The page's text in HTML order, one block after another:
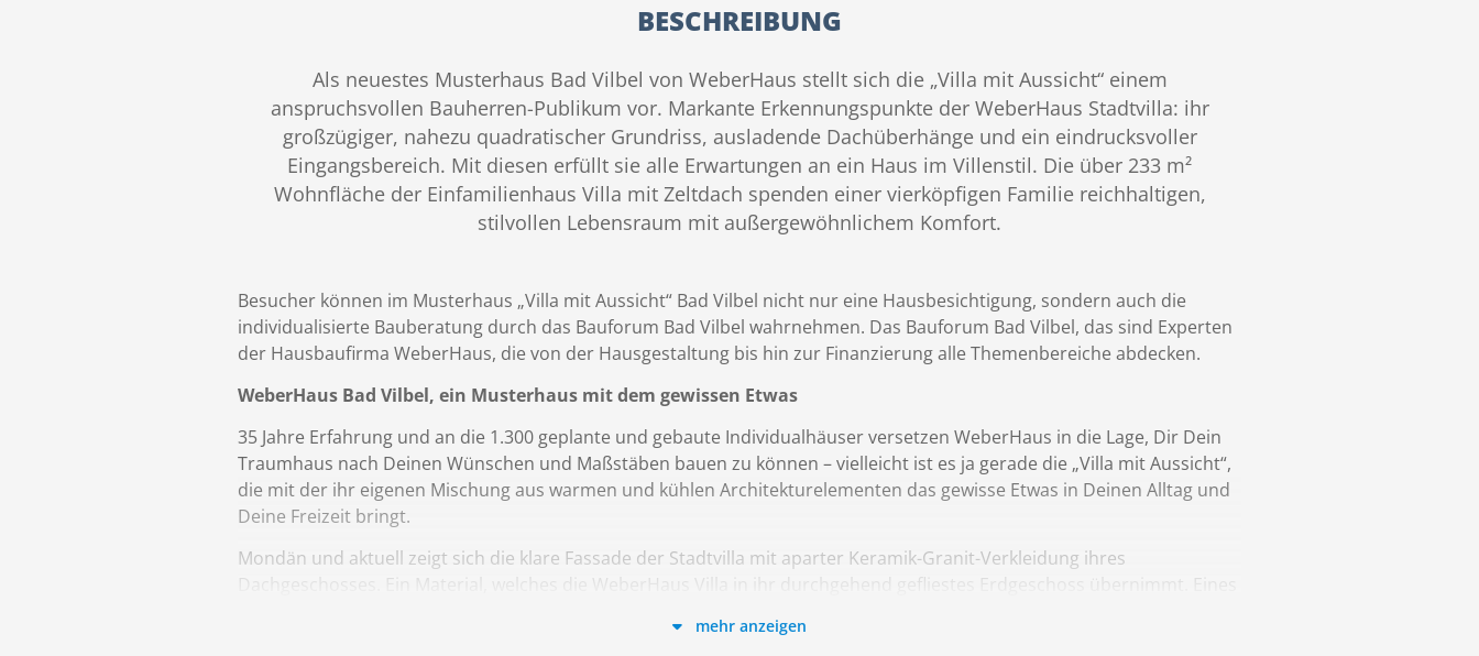
BESCHREIBUNG
Als neuestes Musterhaus Bad Vilbel von WeberHaus stellt sich die „Villa mit Aussicht“ einem
anspruchsvollen Bauherren-Publikum vor. Markante Erkennungspunkte der WeberHaus Stadtvilla: ihr
großzügiger, nahezu quadratischer Grundriss, ausladende Dachüberhänge und ein eindrucksvoller
Eingangsbereich. Mit diesen erfüllt sie alle Erwartungen an ein Haus im Villenstil. Die über 233 m²
Wohnfläche der Einfamilienhaus Villa mit Zeltdach spenden einer vierköpfigen Familie reichhaltigen,
stilvollen Lebensraum mit außergewöhnlichem Komfort.
Besucher können im Musterhaus „Villa mit Aussicht“ Bad Vilbel nicht nur eine Hausbesichtigung, sondern auch die
individualisierte Bauberatung durch das Bauforum Bad Vilbel wahrnehmen. Das Bauforum Bad Vilbel, das sind Experten
der Hausbaufirma WeberHaus, die von der Hausgestaltung bis hin zur Finanzierung alle Themenbereiche abdecken.
WeberHaus Bad Vilbel, ein Musterhaus mit dem gewissen Etwas
35 Jahre Erfahrung und an die 1.300 geplante und gebaute Individualhäuser versetzen WeberHaus in die Lage, Dir Dein
Traumhaus nach Deinen Wünschen und Maßstäben bauen zu können – vielleicht ist es ja gerade die „Villa mit Aussicht“,
die mit der ihr eigenen Mischung aus warmen und kühlen Architekturelementen das gewisse Etwas in Deinen Alltag und
Deine Freizeit bringt.
Mondän und aktuell zeigt sich die klare Fassade der Stadtvilla mit aparter Keramik-Granit-Verkleidung ihres
Dachgeschosses. Ein Material, welches die WeberHaus Villa in ihr durchgehend gefliestes Erdgeschoss übernimmt. Eines
ganze Familie ermöglichen, da dank ihnen niemand vor verschlossener Badtür anstehen muss.
mehr anzeigen